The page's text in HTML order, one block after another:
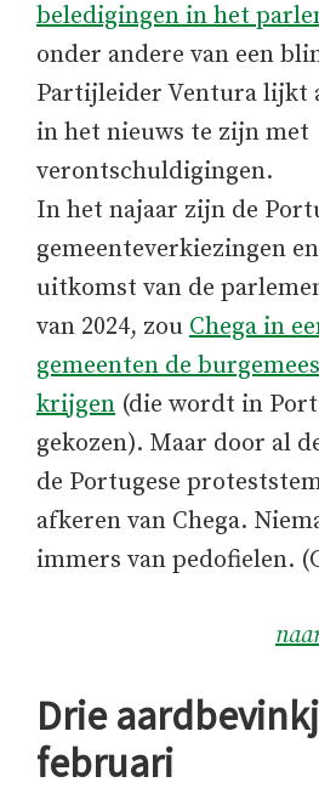
beledigingen in het
onder andere van een
Partijleider Ventura lijkt
in het nieuws te zijn met
verontschuldigingen.
In het najaar zijn de
gemeenteverkiezingen
uitkomst van de
van 2024, zou Chega in
gemeenten de
krijgen (die wordt in
gekozen). Maar door al
de Portugese
afkeren van Chega.
immers van pedofielen.
Drie
februari